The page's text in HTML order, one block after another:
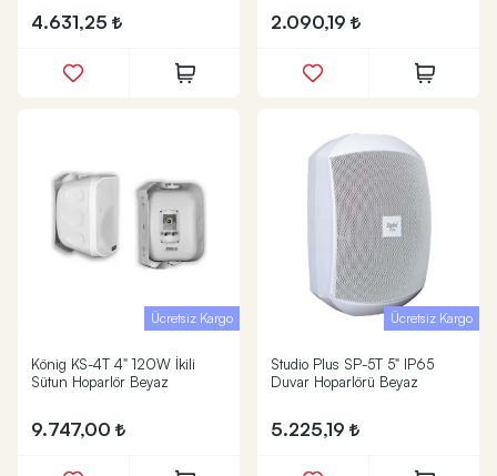
4.631,25 2.090,19
Ücretsiz Kargo
König KS-4T 4" 120W İkili
Sütun Hoparlör Beyaz
9.747,00
Ücretsiz Kargo
Studio Plus SP-5T 5" IP65
Duvar Hoparlörü Beyaz
5.225,19